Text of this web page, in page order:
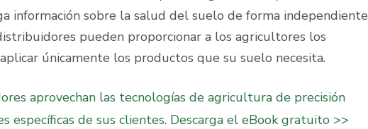
información sobre la salud del suelo de forma independiente
pueden proporcionar a los agricultores los
únicamente los productos que su suelo necesita.
aprovechan las tecnologías de agricultura de precisión
específicas de sus clientes. Descarga el eBook gratuito >>